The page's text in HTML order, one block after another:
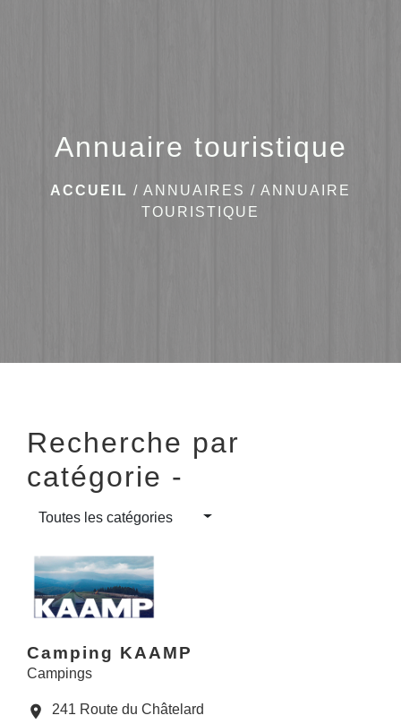
Annuaire touristique
ACCUEIL / ANNUAIRES / ANNUAIRE
TOURISTIQUE
Recherche par
catégorie -
Toutes les catégories
Camping KAAMP
Campings
location_on
241 Route du Châtelard